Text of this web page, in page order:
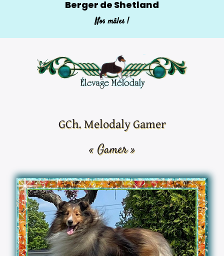
Berger de Shetland
Nos mâles !
GCh. Melodaly Gamer
« Gamer »